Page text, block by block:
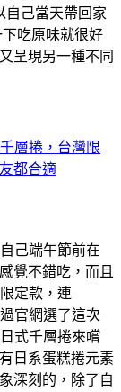
自己當天帶回家
吃原味就很好
呈現另一種不同
層捲，台灣限
都合適
己端午節前在
覺不錯吃，而且
定款，連
官網選了這次
式千層捲來嚐
日系蛋糕捲元素
深刻的，除了自